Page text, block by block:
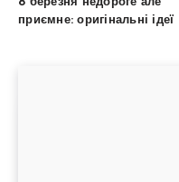
8 березня недороге але
приємне: оригінальні ідеї